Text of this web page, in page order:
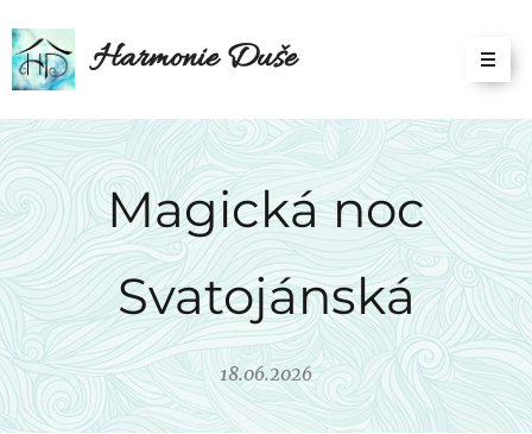
Harmonie Duše
Magická noc
Svatojánská
18.06.2026